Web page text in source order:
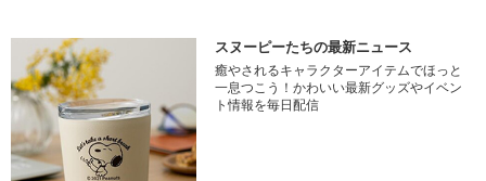
スヌーピーたちの最新ニュース
癒やされるキャラクターアイテムでほっと
一息つこう！かわいい最新グッズやイベン
ト情報を毎日配信